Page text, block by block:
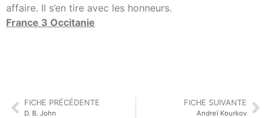
affaire. Il s’en tire avec les honneurs.
France 3 Occitanie
FICHE PRÉCÉDENTE
D. B. John
FICHE SUIVANTE
Andreï Kourkov